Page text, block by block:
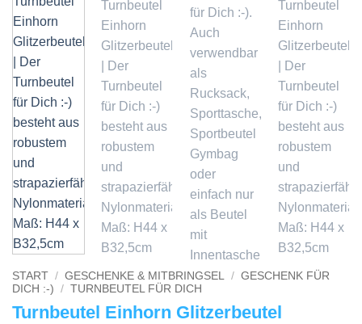
START / GESCHENKE & MITBRINGSEL / GESCHENK FÜR
DICH :-)
/ TURNBEUTEL FÜR DICH
Turnbeutel Einhorn Glitzerbeutel